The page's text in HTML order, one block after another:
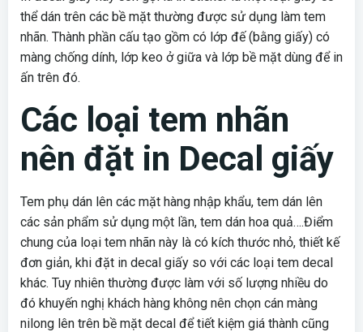
thể dán trên các bề mặt thường được sử dụng làm tem
nhãn. Thành phần cấu tạo gồm có lớp đế (bằng giấy) có
màng chống dính, lớp keo ở giữa và lớp bề mặt dùng để in
ấn trên đó.
Các loại tem nhãn
nên đặt in Decal giấy
Tem phụ dán lên các mặt hàng nhập khẩu, tem dán lên
các sản phẩm sử dụng một lần, tem dán hoa quả….Điểm
chung của loại tem nhãn này là có kích thước nhỏ, thiết kế
đơn giản, khi đặt in decal giấy so với các loại tem decal
khác. Tuy nhiên thường được làm với số lượng nhiều do
đó khuyến nghị khách hàng không nên chọn cán màng
nilong lên trên bề mặt decal để tiết kiệm giá thành cũng